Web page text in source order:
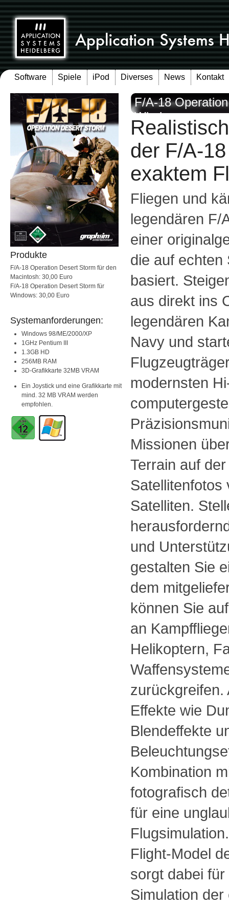
Software Spiele iPod Diverses News Kontakt
Produkte
F/A-18 Operation Desert Storm für den
Macintosh: 30,00 Euro
F/A-18 Operation Desert Storm für
Windows: 30,00 Euro
Systemanforderungen:
Windows 98/ME/2000/XP
1GHz Pentium III
1.3GB HD
256MB RAM
3D-Grafikkarte 32MB VRAM
Ein Joystick und eine Grafikkarte mit
mind. 32 MB VRAM werden
empfohlen.
F/A-18
Windows
der F/A-
exaktem
Fliegen und
legendären F/
einer
die auf echten
basiert.
aus direkt ins
legendären
Navy und
modernsten
Missionen
Terrain auf
Satellitenfotos
Satelliten.
und
gestalten Sie
dem
können Sie
an
Helikoptern,
zurückgreifen.
Effekte wie
Blendeffekte
Kombination
fotografisch
für eine
Flight-Model
sorgt dabei
Simulation